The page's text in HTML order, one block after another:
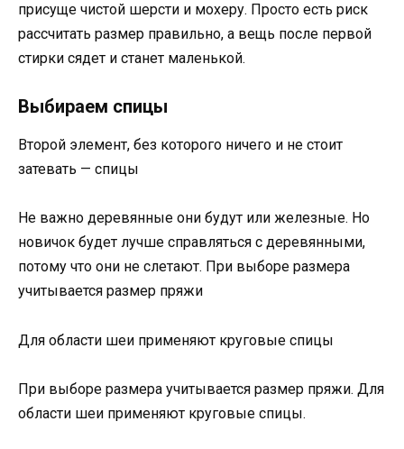
присуще чистой шерсти и мохеру. Просто есть риск
рассчитать размер правильно, а вещь после первой
стирки сядет и станет маленькой.
Выбираем спицы
Второй элемент, без которого ничего и не стоит
затевать — спицы
Не важно деревянные они будут или железные. Но
новичок будет лучше справляться с деревянными,
потому что они не слетают. При выборе размера
учитывается размер пряжи
Для области шеи применяют круговые спицы
При выборе размера учитывается размер пряжи. Для
области шеи применяют круговые спицы.